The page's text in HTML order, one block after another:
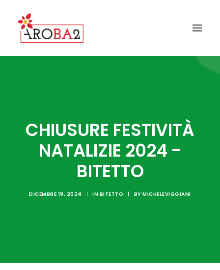
NEWS
I COMUNI AROBA2
GUIDA ALLA RACCOLTA
CHIUSURE FESTIVITÀ
NATALIZIE 2024 -
BITETTO
DICEMBRE 19, 2024 | IN BITETTO | BYMICHELEVIGGIANI